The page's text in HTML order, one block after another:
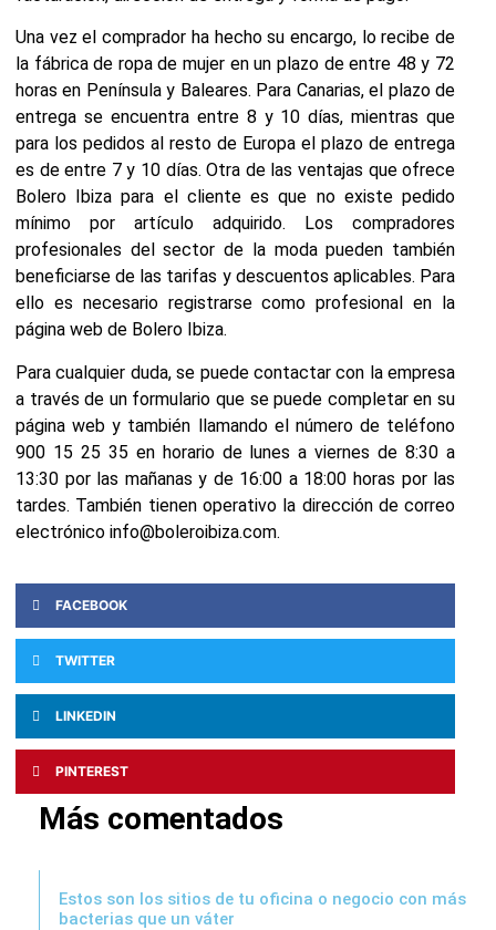
Una vez el comprador ha hecho su encargo, lo recibe de
la fábrica de ropa de mujer en un plazo de entre 48 y 72
horas en Península y Baleares. Para Canarias, el plazo de
entrega se encuentra entre 8 y 10 días, mientras que
para los pedidos al resto de Europa el plazo de entrega
es de entre 7 y 10 días. Otra de las ventajas que ofrece
Bolero Ibiza para el cliente es que no existe pedido
mínimo por artículo adquirido. Los compradores
profesionales del sector de la moda pueden también
beneficiarse de las tarifas y descuentos aplicables. Para
ello es necesario registrarse como profesional en la
página web de Bolero Ibiza.
Para cualquier duda, se puede contactar con la empresa
a través de un formulario que se puede completar en su
página web y también llamando el número de teléfono
900 15 25 35 en horario de lunes a viernes de 8:30 a
13:30 por las mañanas y de 16:00 a 18:00 horas por las
tardes. También tienen operativo la dirección de correo
electrónico info@boleroibiza.com.
FACEBOOK
TWITTER
LINKEDIN
PINTEREST
Más comentados
Estos son los sitios de tu oficina o negocio con más
bacterias que un váter